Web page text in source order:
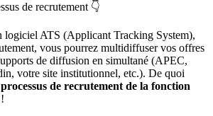
de recrutement 👇
logiciel ATS (Applicant Tracking System),
vous pourrez multidiffuser vos offres
de diffusion en simultané (APEC,
votre site institutionnel, etc.). De quoi
processus de recrutement de la fonction
!